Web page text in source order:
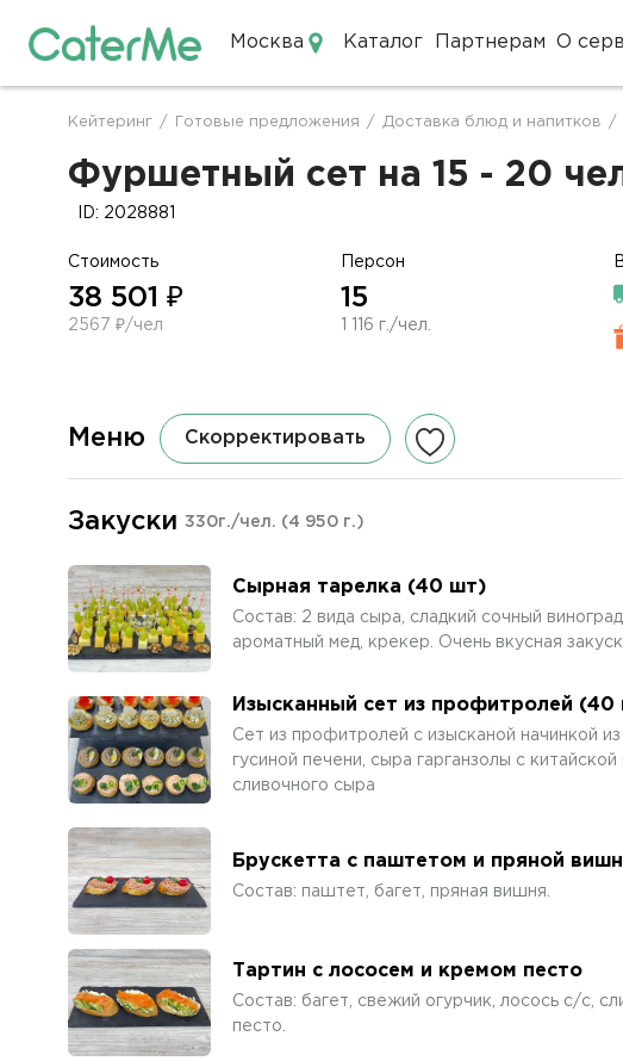
Москва Каталог Партнерам О
Строка
навигации
Кейтеринг / Готовые предложения / Доставка блюд и напитков /
Фуршетный сет на 15 - 20
ID: 2028881
Стоимость
38 501 ₽
2567 ₽/чел
Персон
15
1 116 г./чел.
Меню Скорректировать
Закуски 330г./чел. (4 950 г.)
Сырная тарелка (40 шт)
Состав: 2 вида сыра, сладкий сочный
ароматный мед, крекер. Очень вкусная
Изысканный сет из профитролей (40
Сет из профитролей с изысканой начинкой
гусиной печени, сыра гарганзолы с
сливочного сыра
Брускетта с паштетом и пряной
Состав: паштет, багет, пряная вишня.
Тартин с лососем и кремом песто
Состав: багет, свежий огурчик, лосось с/с,
песто.